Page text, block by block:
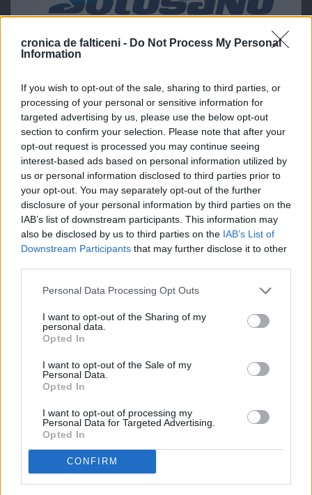
cronica de falticeni - Do Not Process My Personal
Information
If you wish to opt-out of the sale, sharing to third parties, or
processing of your personal or sensitive information for
targeted advertising by us, please use the below opt-out
section to confirm your selection. Please note that after your
opt-out request is processed you may continue seeing
interest-based ads based on personal information utilized by
us or personal information disclosed to third parties prior to
your opt-out. You may separately opt-out of the further
disclosure of your personal information by third parties on the
IAB’s list of downstream participants. This information may
also be disclosed by us to third parties on the IAB’s List of
Downstream Participants that may further disclose it to other
Personal Data Processing Opt Outs
I want to opt-out of the Sharing of my
personal data.
Opted In
I want to opt-out of the Sale of my
Personal Data.
Opted In
I want to opt-out of processing my
Personal Data for Targeted Advertising.
Opted In
CONFIRM